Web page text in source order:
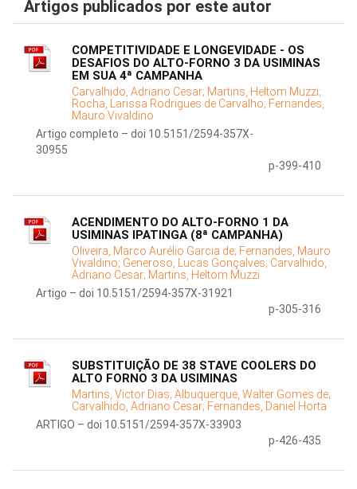
Artigos publicados por este autor
COMPETITIVIDADE E LONGEVIDADE - OS
DESAFIOS DO ALTO-FORNO 3 DA USIMINAS
EM SUA 4ª CAMPANHA
Carvalhido, Adriano Cesar; Martins, Heltom Muzzi;
Rocha, Larissa Rodrigues de Carvalho; Fernandes,
Mauro Vivaldino
Artigo completo – doi 10.5151/2594-357X-
30955
p-399-410
ACENDIMENTO DO ALTO-FORNO 1 DA
USIMINAS IPATINGA (8ª CAMPANHA)
Oliveira, Marco Aurélio Garcia de; Fernandes, Mauro
Vivaldino; Generoso, Lucas Gonçalves; Carvalhido,
Adriano Cesar; Martins, Heltom Muzzi
Artigo – doi 10.5151/2594-357X-31921
p-305-316
SUBSTITUIÇÃO DE 38 STAVE COOLERS DO
ALTO FORNO 3 DA USIMINAS
Martins, Victor Dias; Albuquerque, Walter Gomes de;
Carvalhido, Adriano Cesar; Fernandes, Daniel Horta
ARTIGO – doi 10.5151/2594-357X-33903
p-426-435